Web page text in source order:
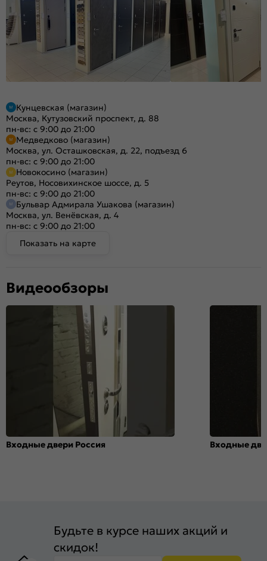
Кунцевская (магазин)
Москва, Кутузовский проспект, д. 88
пн-вс: с 9:00 до 21:00
Медведково (магазин)
Москва, ул. Осташковская, д. 22, подъезд 6
пн-вс: с 9:00 до 21:00
Новокосино (магазин)
Реутов, Носовихинское шоссе, д. 5
пн-вс: с 9:00 до 21:00
Бульвар Адмирала Ушакова (магазин)
Москва, ул. Венёвская, д. 4
пн-вс: с 9:00 до 21:00
Показать на карте
Видеообзоры
Входные двери Россия Входные
Будьте в курсе наших акций и
скидок!